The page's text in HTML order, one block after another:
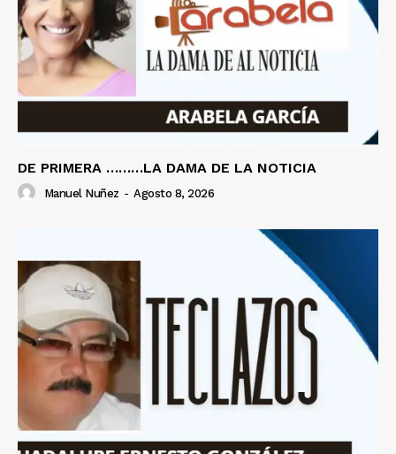
DE PRIMERA ………LA DAMA DE LA NOTICIA
Manuel Nuñez - Agosto 8, 2026